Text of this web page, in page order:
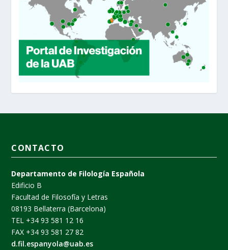
CONTACTO
Departamento de Filología Española
Edificio B
Facultad de Filosofía y Letras
08193 Bellaterra (Barcelona)
TEL +34 93 581 12 16
FAX +34 93 581 27 82
d.fil.espanyola@uab.es